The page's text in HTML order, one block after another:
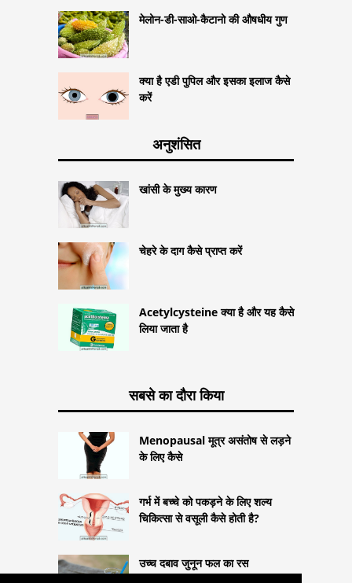
मेलोन-डी-साओ-कैटानो की औषधीय गुण
क्या है एडी पुपिल और इसका इलाज कैसे
करें
अनुशंसित
खांसी के मुख्य कारण
चेहरे के दाग कैसे प्राप्त करें
Acetylcysteine ​​क्या है और यह कैसे
लिया जाता है
सबसे का दौरा किया
Menopausal मूत्र असंतोष से लड़ने
के लिए कैसे
गर्भ में बच्चे को पकड़ने के लिए शल्य
चिकित्सा से वसूली कैसे होती है?
उच्च दबाव जुनून फल का रस